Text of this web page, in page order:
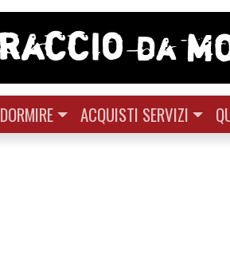
DORMIRE ACQUISTI SERVIZI